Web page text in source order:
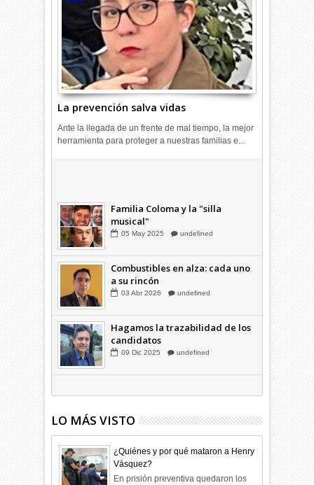
La prevención salva vidas
Ante la llegada de un frente de mal tiempo, la mejor
herramienta para proteger a nuestras familias e...
Familia Coloma y la "silla
05 May 2025 undefined
Combustibles en alza: cada uno
03Abr 2026 undefined
Hagamos la trazabilidad de los
09 Dic 2025 undefined
LO MÁS VISTO
¿Quiénes y por qué mataron a Henry
Vásquez?
En prisión preventiva quedaron los